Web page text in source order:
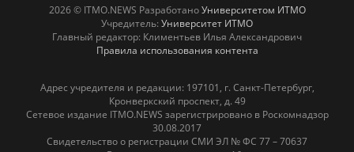
2026 © ITMO.NEWS РазработаноУниверситетом ИТМО
Учредитель: Университет ИТМО
Главный редактор: Климентьев Илья Александрович
Правила использования контента
Адрес учредителя и редакции: 197101, г. Санкт-Петербург,
Кронверкский проспект, д. 49
Сетевое издание ITMO.NEWS зарегистрировано в Роскомнадзор
30.08.2017
Свидетельство о регистрации СМИ ЭЛ № ФС 77 – 70637